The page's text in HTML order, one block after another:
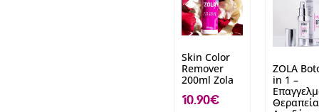
Skin Color
Remover
200ml Zola
10.90€
ZOLA
in 1 –
Θεραπεία